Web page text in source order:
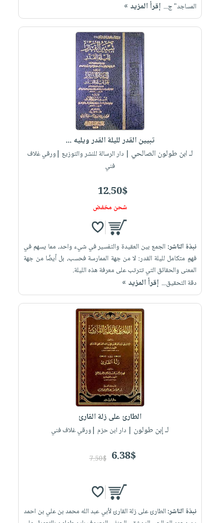
المساجد" ج... إقرأ المزيد »
تبيين القدر لليلة القدر ويليه ...
لـ ابن طولون الصالحي | دار الرسالة للنشر والتوزيع |ورقي غلاف
فني
12.50$
شحن مخفض
نبذة الناشر: الجمع بين العقيدة والتفسير في شيء واحد، مما يسهم في
فهمٍ متكامل لليلة القدر: لا من جهة الممارسة فحسب، بل أيضًا من جهة
المعنى والحقائق التي تترتب على معرفة هذه الليلة.
دقة التحقيق... إقرأ المزيد »
الطارئ على زلة القارئ
لـ إبن طولون | دار ابن حزم |ورقي غلاف فني
6.38$
7.50$
نبذة الناشر: الطارئ على زلة القارئ لأبي عبد الله محمد بن علي بن احمد